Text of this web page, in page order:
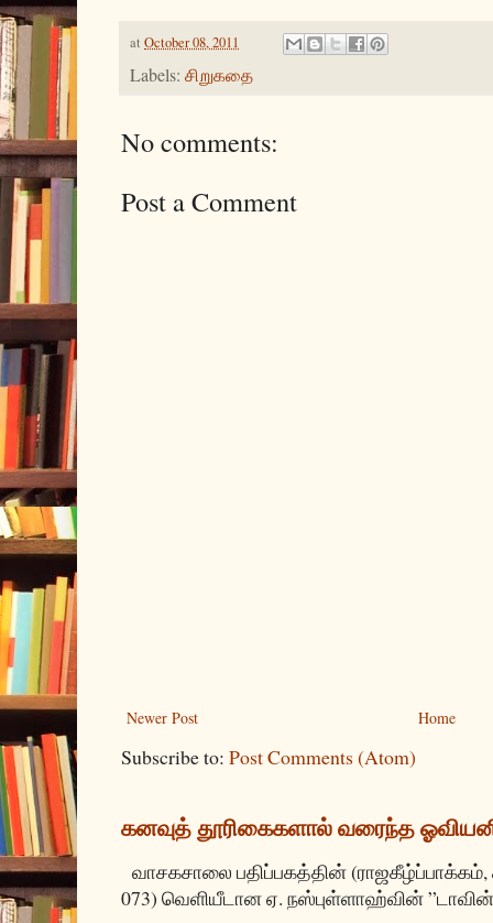
at October 08, 2011
Labels: சிறுகதை
No comments:
Post a Comment
Newer Post Home
Subscribe to: Post Comments (Atom)
கனவுத் தூரிகைகளால் வரைந்த
வாசகசாலை பதிப்பகத்தின்
073) வெளியீடான ஏ. நஸ்புள்ளாஹ்வின்